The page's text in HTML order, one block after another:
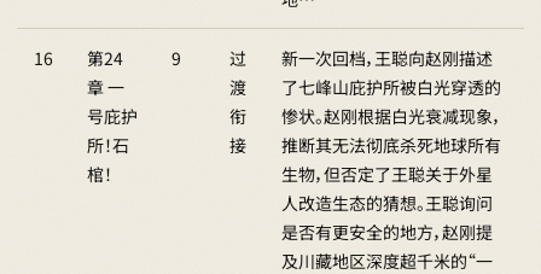
16
第24
章 一
号庇护
所！石
棺！
9
过
渡
衔
接
新一次回档，王聪向赵刚描述
了七峰山庇护所被白光穿透的
惨状。赵刚根据白光衰减现象，
推断其无法彻底杀死地球所有
生物，但否定了王聪关于外星
人改造生态的猜想。王聪询问
是否有更安全的地方，赵刚提
及川藏地区深度超千米的“一